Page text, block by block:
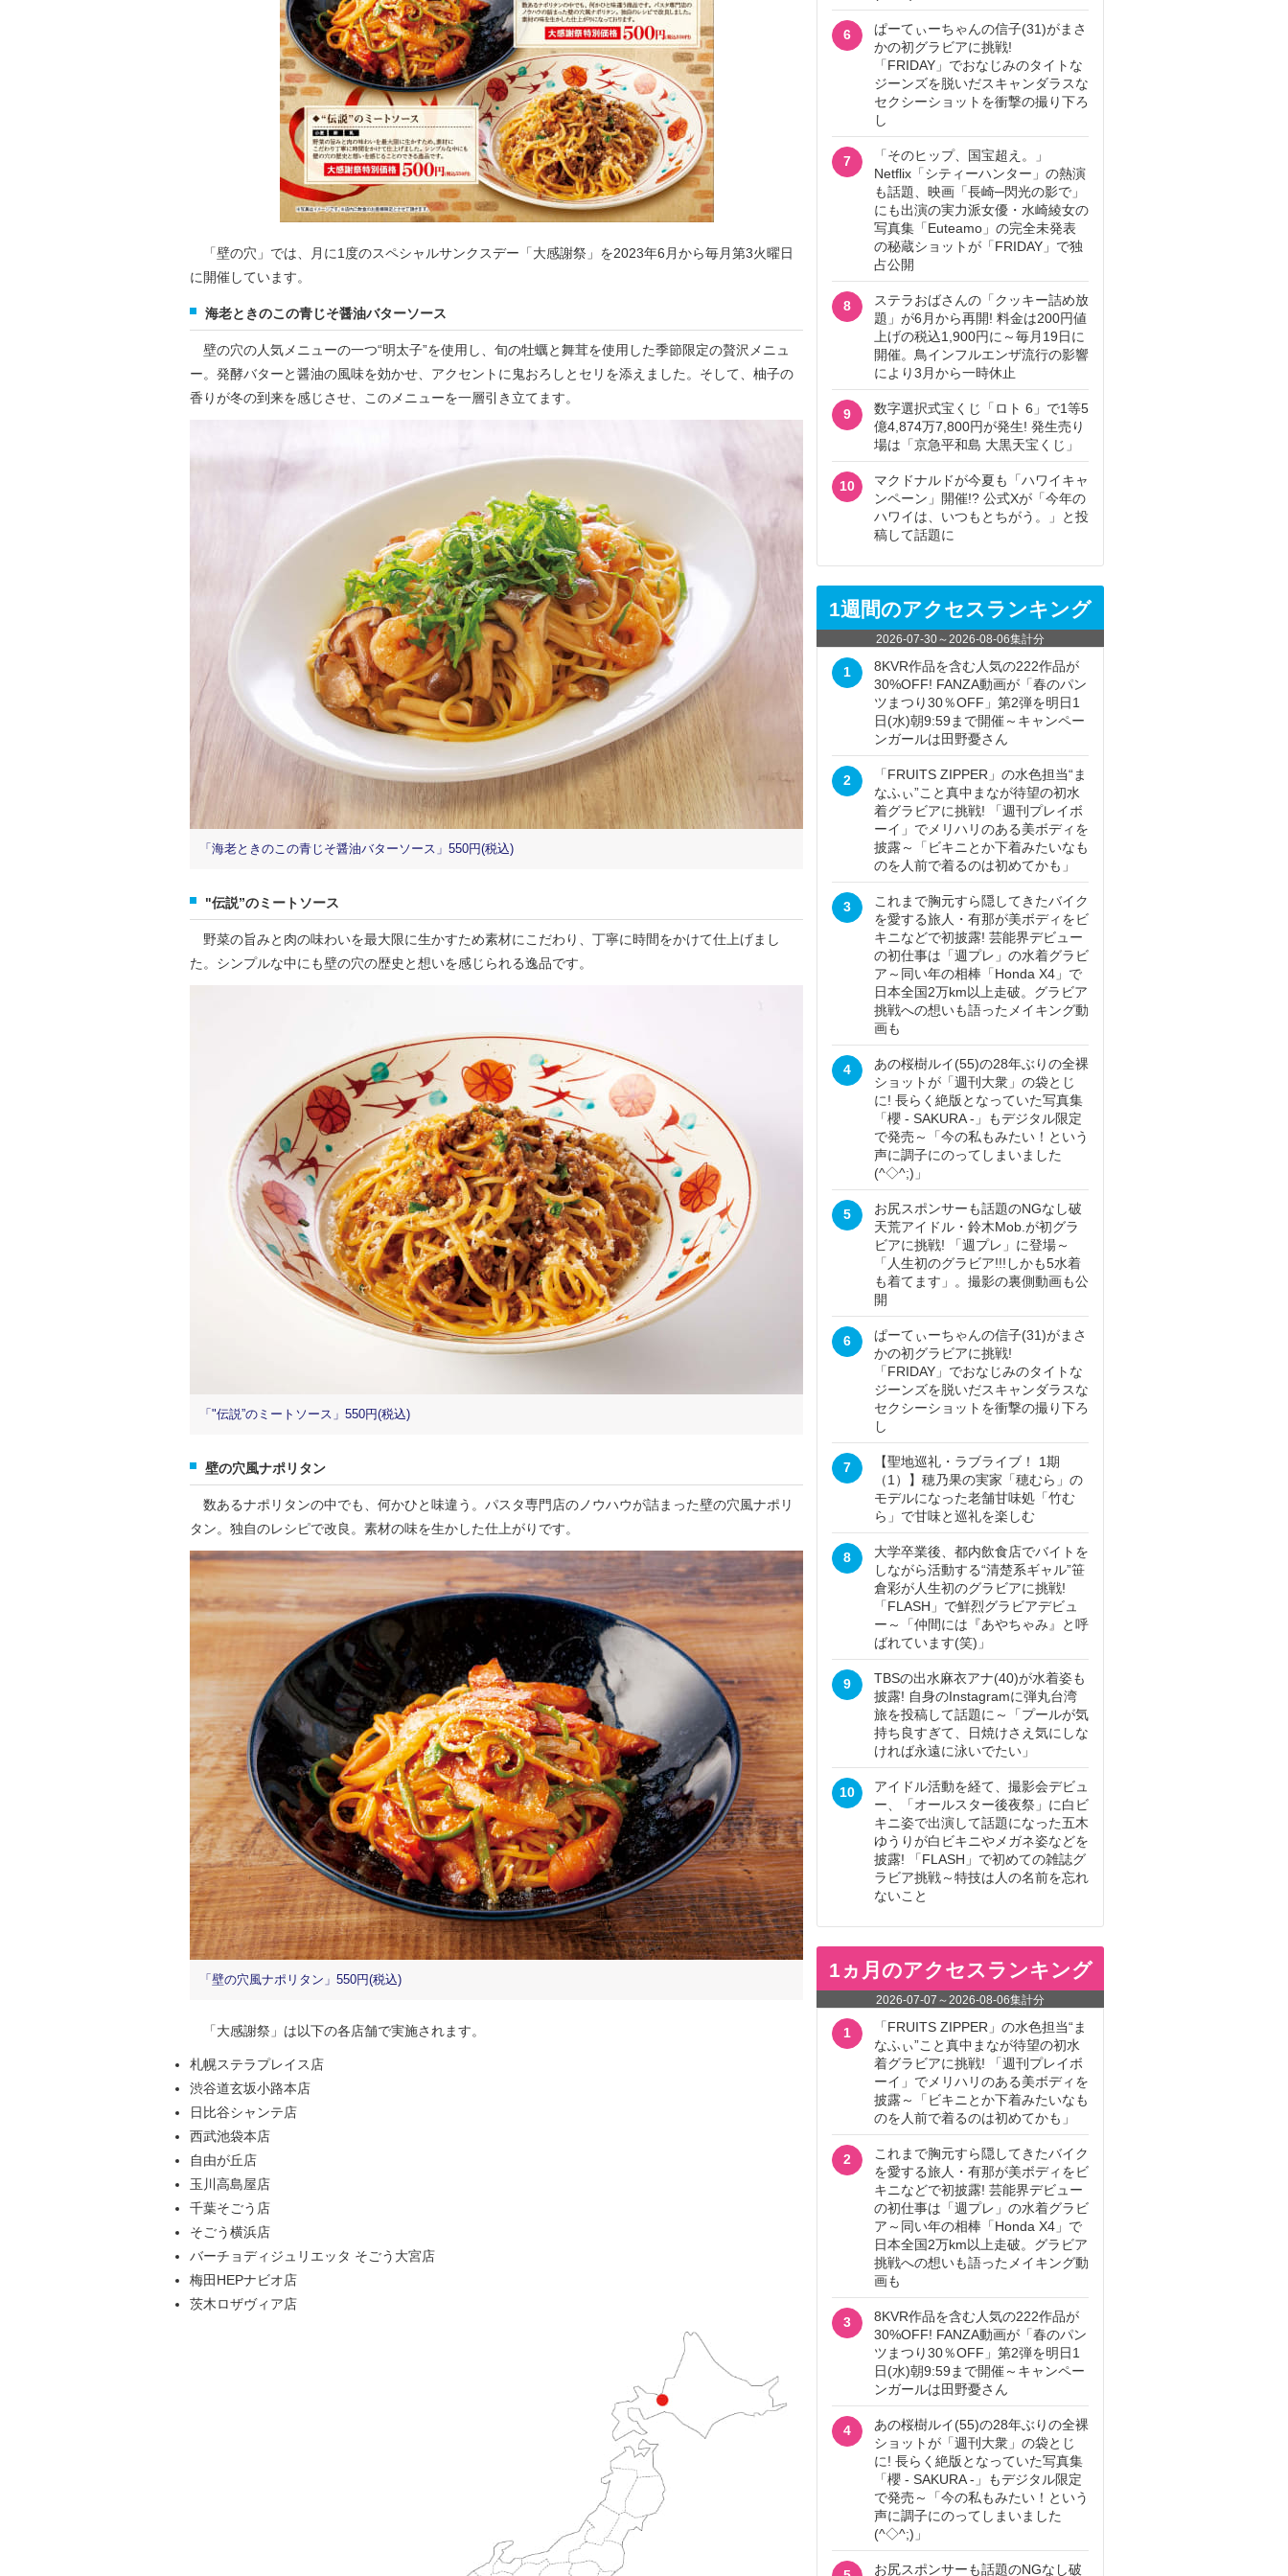
「壁の穴」では、月に1度のスペシャルサンクスデー「大感謝祭」を2023年6月から毎月第3火曜日
に開催しています。
海老ときのこの青じそ醤油バターソース
壁の穴の人気メニューの一つ“明太子”を使用し、旬の牡蠣と舞茸を使用した季節限定の贅沢メニュ
ー。発酵バターと醤油の風味を効かせ、アクセントに鬼おろしとセリを添えました。そして、柚子の
香りが冬の到来を感じさせ、このメニューを一層引き立てます。
「海老ときのこの青じそ醤油バターソース」550円(税込)
"伝説”のミートソース
野菜の旨みと肉の味わいを最大限に生かすため素材にこだわり、丁寧に時間をかけて仕上げまし
た。シンプルな中にも壁の穴の歴史と想いを感じられる逸品です。
「"伝説”のミートソース」550円(税込)
壁の穴風ナポリタン
数あるナポリタンの中でも、何かひと味違う。パスタ専門店のノウハウが詰まった壁の穴風ナポリ
タン。独自のレシピで改良。素材の味を生かした仕上がりです。
「壁の穴風ナポリタン」550円(税込)
「大感謝祭」は以下の各店舗で実施されます。
札幌ステラプレイス店
渋谷道玄坂小路本店
日比谷シャンテ店
西武池袋本店
自由が丘店
玉川高島屋店
千葉そごう店
そごう横浜店
バーチョディジュリエッタ そごう大宮店
梅田HEPナビオ店
茨木ロザヴィア店
6
ぱーてぃーちゃんの信子(31)がまさ
かの初グラビアに挑戦!
「FRIDAY」でおなじみのタイトな
ジーンズを脱いだスキャンダラスな
セクシーショットを衝撃の撮り下ろ
し
7
「そのヒップ、国宝超え。」
Netflix「シティーハンター」の熱演
も話題、映画「長崎─閃光の影で」
にも出演の実力派女優・水崎綾女の
写真集「Euteamo」の完全未発表
の秘蔵ショットが「FRIDAY」で独
占公開
8
ステラおばさんの「クッキー詰め放
題」が6月から再開! 料金は200円値
上げの税込1,900円に～毎月19日に
開催。鳥インフルエンザ流行の影響
により3月から一時休止
9
数字選択式宝くじ「ロト 6」で1等5
億4,874万7,800円が発生! 発生売り
場は「京急平和島 大黒天宝くじ」
10
マクドナルドが今夏も「ハワイキャ
ンペーン」開催!? 公式Xが「今年の
ハワイは、いつもとちがう。」と投
稿して話題に
1週間のアクセスランキング
2026-07-30～2026-08-06集計分
1
8KVR作品を含む人気の222作品が
30%OFF! FANZA動画が「春のパン
ツまつり30％OFF」第2弾を明日1
日(水)朝9:59まで開催～キャンペー
ンガールは田野憂さん
2
「FRUITS ZIPPER」の水色担当“ま
なふぃ”こと真中まなが待望の初水
着グラビアに挑戦! 「週刊プレイボ
ーイ」でメリハリのある美ボディを
披露～「ビキニとか下着みたいなも
のを人前で着るのは初めてかも」
3
これまで胸元すら隠してきたバイク
を愛する旅人・有那が美ボディをビ
キニなどで初披露! 芸能界デビュー
の初仕事は「週プレ」の水着グラビ
ア～同い年の相棒「Honda X4」で
日本全国2万km以上走破。グラビア
挑戦への想いも語ったメイキング動
画も
4
あの桜樹ルイ(55)の28年ぶりの全裸
ショットが「週刊大衆」の袋とじ
に! 長らく絶版となっていた写真集
「櫻 - SAKURA -」もデジタル限定
で発売～「今の私もみたい！という
声に調子にのってしまいました
(^◇^;)」
5
お尻スポンサーも話題のNGなし破
天荒アイドル・鈴木Mob.が初グラ
ビアに挑戦! 「週プレ」に登場～
「人生初のグラビア!!!しかも5水着
も着てます」。撮影の裏側動画も公
開
6
ぱーてぃーちゃんの信子(31)がまさ
かの初グラビアに挑戦!
「FRIDAY」でおなじみのタイトな
ジーンズを脱いだスキャンダラスな
セクシーショットを衝撃の撮り下ろ
し
7
【聖地巡礼・ラブライブ！ 1期
（1）】穂乃果の実家「穂むら」の
モデルになった老舗甘味処「竹む
ら」で甘味と巡礼を楽しむ
8
大学卒業後、都内飲食店でバイトを
しながら活動する“清楚系ギャル”笹
倉彩が人生初のグラビアに挑戦!
「FLASH」で鮮烈グラビアデビュ
ー～「仲間には『あやちゃみ』と呼
ばれています(笑)」
9
TBSの出水麻衣アナ(40)が水着姿も
披露! 自身のInstagramに弾丸台湾
旅を投稿して話題に～「プールが気
持ち良すぎて、日焼けさえ気にしな
ければ永遠に泳いでたい」
10
アイドル活動を経て、撮影会デビュ
ー、「オールスター後夜祭」に白ビ
キニ姿で出演して話題になった五木
ゆうりが白ビキニやメガネ姿などを
披露! 「FLASH」で初めての雑誌グ
ラビア挑戦～特技は人の名前を忘れ
ないこと
1ヵ月のアクセスランキング
2026-07-07 ～2026-08-06集計分
1
「FRUITS ZIPPER」の水色担当“ま
なふぃ”こと真中まなが待望の初水
着グラビアに挑戦! 「週刊プレイボ
ーイ」でメリハリのある美ボディを
披露～「ビキニとか下着みたいなも
のを人前で着るのは初めてかも」
2
これまで胸元すら隠してきたバイク
を愛する旅人・有那が美ボディをビ
キニなどで初披露! 芸能界デビュー
の初仕事は「週プレ」の水着グラビ
ア～同い年の相棒「Honda X4」で
日本全国2万km以上走破。グラビア
挑戦への想いも語ったメイキング動
画も
3
8KVR作品を含む人気の222作品が
30%OFF! FANZA動画が「春のパン
ツまつり30％OFF」第2弾を明日1
日(水)朝9:59まで開催～キャンペー
ンガールは田野憂さん
4
あの桜樹ルイ(55)の28年ぶりの全裸
ショットが「週刊大衆」の袋とじ
に! 長らく絶版となっていた写真集
「櫻 - SAKURA -」もデジタル限定
で発売～「今の私もみたい！という
声に調子にのってしまいました
(^◇^;)」
お尻スポンサーも話題のNGなし破